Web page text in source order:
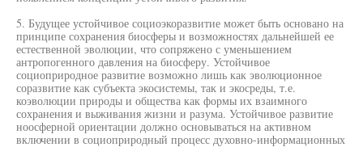
5. Будущее устойчивое социоэкоразвитие может быть основано на
принципе сохранения биосферы и возможностях дальнейшей ее
естественной эволюции, что сопряжено с уменьшением
антропогенного давления на биосферу. Устойчивое
социоприродное развитие возможно лишь как эволюционное
соразвитие как субъекта экосистемы, так и экосреды, т.е.
коэволюции природы и общества как формы их взаимного
сохранения и выживания жизни и разума. Устойчивое развитие
ноосферной ориентации должно основываться на активном
включении в социоприродный процесс духовно-информационных